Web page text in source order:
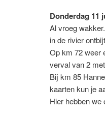
Donderdag 11
Al vroeg
in de rivier
Op km 72 weer
verval van 2
Bij km 85
kaarten kun je
Hier hebben we